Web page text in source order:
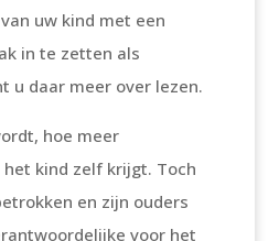
uw kind met een
in te zetten als
u daar meer over lezen.
hoe meer
kind zelf krijgt. Toch
en zijn ouders
voor het